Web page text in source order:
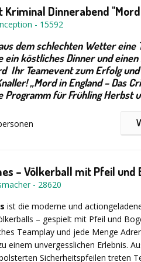
Kriminal Dinnerabend
- 15592
dem schlechten Wetter eine
ein köstliches Dinner und einen
Ihr Teamevent zum Erfolg
„Mord in England – Das
Programm für Frühling Herbst
Ihrer Hilfe neu auf Protokolle, die
Nachstellen des Tathergangs
tischweisein Ermittlerteams
des „Kommissars“ dem Mörder
und Teamwork sind
– Völkerball mit Pfeil und
- 28620
ist die moderne und
– gespielt mit Pfeil und
Teamplay und jede Menge
einem unvergesslichen Erlebnis.
Sicherheitspfeilen treten